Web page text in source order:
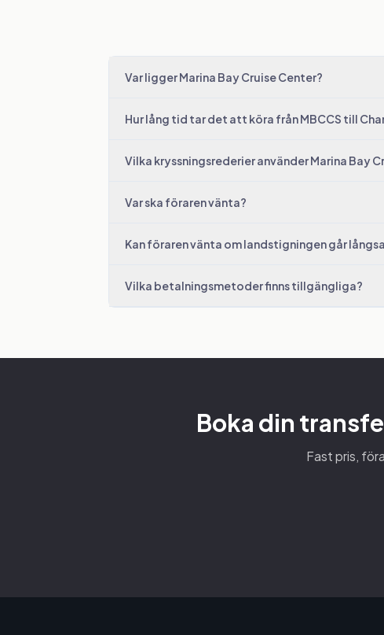
Var ligger Marina Bay Cruise Center?
Hur lång tid tar det att köra från MBCCS till
Vilka kryssningsrederier använder Marina Bay
Var ska föraren vänta?
Kan föraren vänta om landstigningen går
Vilka betalningsmetoder finns tillgängliga?
Boka din
Fast pris,